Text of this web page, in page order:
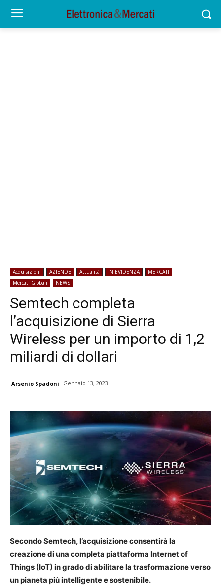
Acquisizioni AZIENDE Attualità IN EVIDENZA
MERCATI
Mercati Globali
NEWS
Semtech completa
l’acquisizione di Sierra
Wireless per un importo di 1,2
miliardi di dollari
Arsenio Spadoni Gennaio 13, 2023
Secondo Semtech, l’acquisizione consentirà la
creazione di una completa piattaforma Internet of
Things (IoT) in grado di abilitare la trasformazione verso
un pianeta più intelligente e sostenibile.